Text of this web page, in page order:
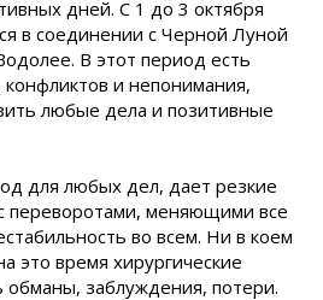
дней. С 1 до 3 октября
в соединении с Черной Луной
В этот период есть
и непонимания,
любые дела и пози­тивные
для любых дел, дает резкие
переворотами, меняющими все
во всем. Ни в коем
это время хирургические
заблуждения, потери.